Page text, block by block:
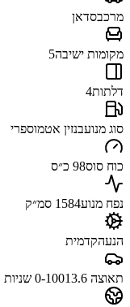
מרכבסדאן
מקומות ישיבה5
דלתות4
סוג מנועבנזין אטמוספרי
כוח סוס98 כ״ס
נפח מנוע1584 סמ״ק
הנעהקדמית
תאוצה 0-100 13.6 שניות